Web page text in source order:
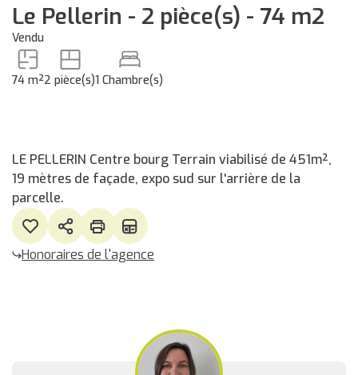
Le Pellerin - 2 pièce(s) - 74 m2
Vendu
74 m²2 pièce(s)1 Chambre(s)
LE PELLERIN Centre bourg Terrain viabilisé de 451m²,
19 mètres de façade, expo sud sur l'arrière de la
parcelle.
Honoraires de l'agence